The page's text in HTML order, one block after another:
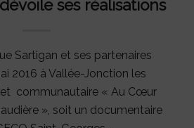
ses réalisations
Sartigan et ses partenaires
2016 à Vallée-Jonction les
communautaire « Au Cœur
», soit un documentaire